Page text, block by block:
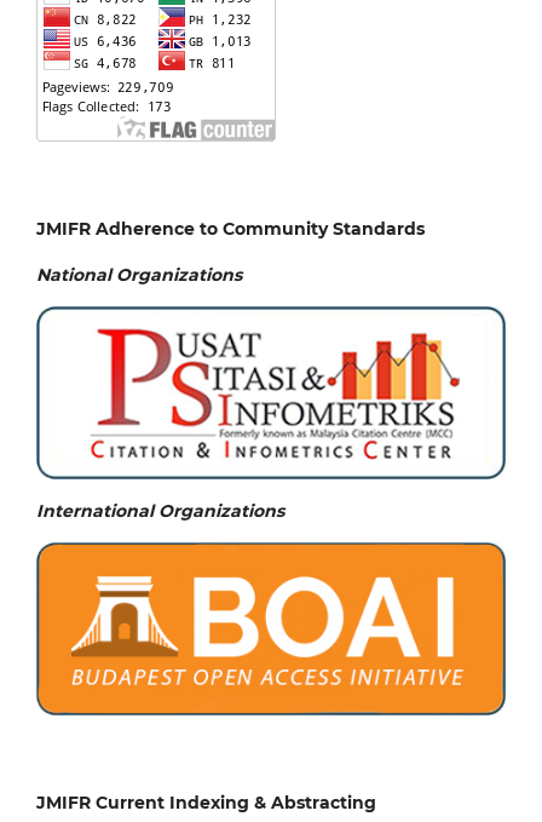
JMIFR Adherence to Community Standards
National Organizations
International Organizations
JMIFR Current Indexing & Abstracting